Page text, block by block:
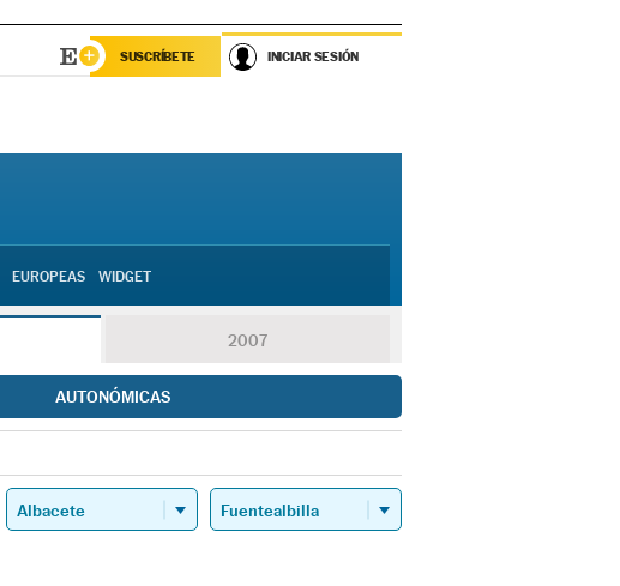
SUSCRÍBETE INICIAR SESIÓN
EUROPEAS WIDGET
2007
AUTONÓMICAS